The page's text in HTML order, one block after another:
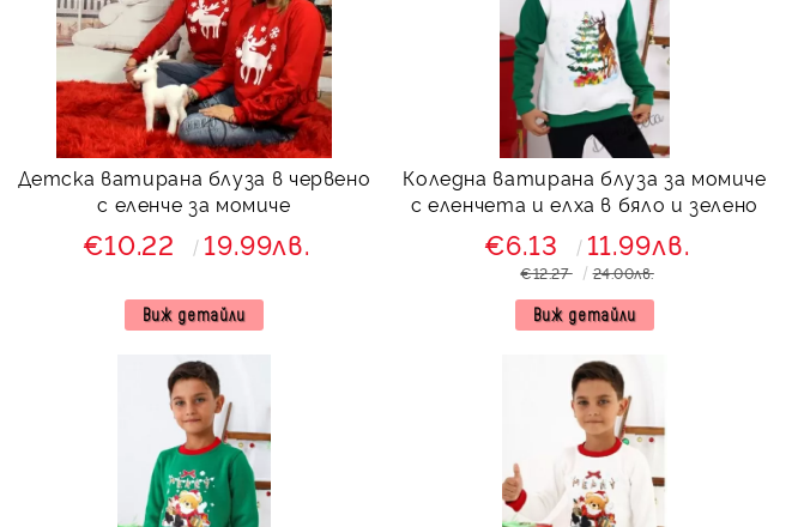
Детска ватирана блуза в червено
с еленче за момиче
€10.22 19.99лв.
Виж детайли
Коледна ватирана блуза за момиче
с еленчета и елха в бяло и зелено
€6.13 11.99лв.
€12.27 24.00лв.
Виж детайли